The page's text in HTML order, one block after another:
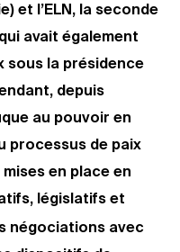
et l’ELN, la seconde
avait également
sous la présidence
depuis
au pouvoir en
processus de paix
en place en
législatifs et
négociations avec